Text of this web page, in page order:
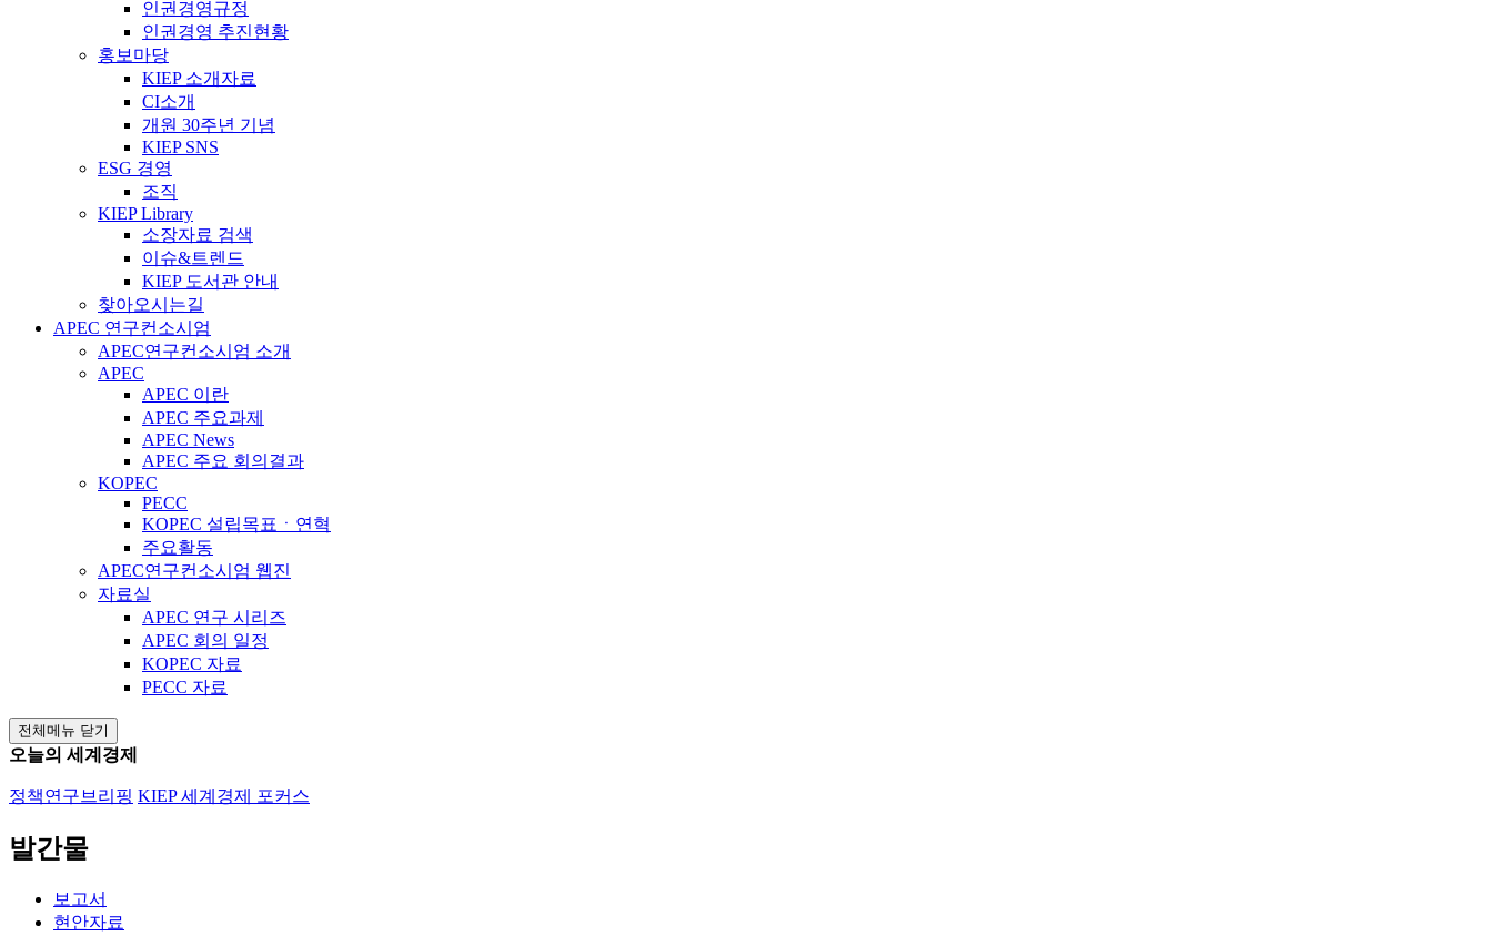
인권경영규정
인권경영 추진현황
홍보마당
KIEP 소개자료
CI소개
개원 30주년 기념
KIEP SNS
ESG 경영
조직
KIEP Library
소장자료 검색
이슈&트렌드
KIEP 도서관 안내
찾아오시는길
APEC 연구컨소시엄
APEC연구컨소시엄 소개
APEC
APEC 이란
APEC 주요과제
APEC News
APEC 주요 회의결과
KOPEC
PECC
KOPEC 설립목표ㆍ연혁
주요활동
APEC연구컨소시엄 웹진
자료실
APEC 연구 시리즈
APEC 회의 일정
KOPEC 자료
PECC 자료
전체메뉴 닫기
오늘의 세계경제
정책연구브리핑 KIEP 세계경제 포커스
발간물
보고서
현안자료